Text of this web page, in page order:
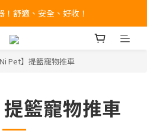
型寵物推車熱賣中🔥
！舒適、安全、好收！
型寵物推車熱賣中🔥
Ni Pet】提籃寵物推車
提籃寵物推車